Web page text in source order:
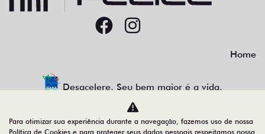
Home
Desacelere. Seu bem maior é a vida.
Para otimizar sua experiência durante a navegação, fazemos uso de nossa
Política de Cookies e para proteger seus dados pessoais respeitamos nossa